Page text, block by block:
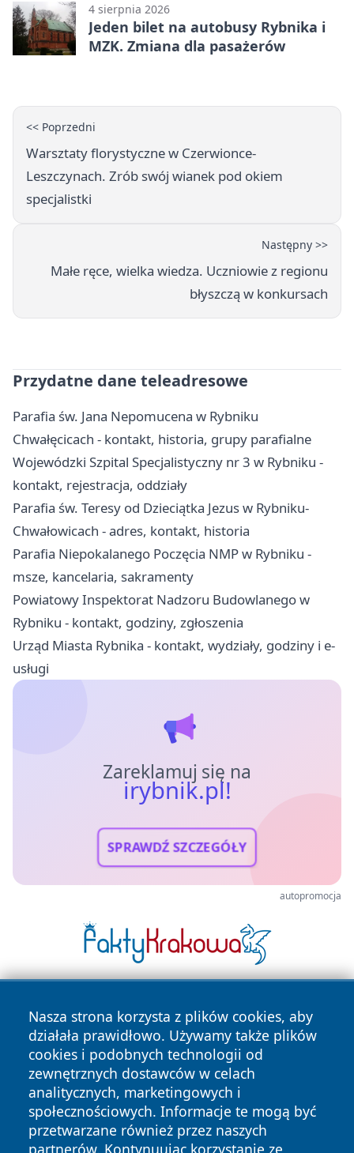
4 sierpnia 2026
Jeden bilet na autobusy Rybnika i
MZK. Zmiana dla pasażerów
<< Poprzedni
Warsztaty florystyczne w Czerwionce-
Leszczynach. Zrób swój wianek pod okiem
specjalistki
Następny >>
Małe ręce, wielka wiedza. Uczniowie z regionu
błyszczą w konkursach
Przydatne dane teleadresowe
Parafia św. Jana Nepomucena w Rybniku
Chwałęcicach - kontakt, historia, grupy parafialne
Wojewódzki Szpital Specjalistyczny nr 3 w Rybniku -
kontakt, rejestracja, oddziały
Parafia św. Teresy od Dzieciątka Jezus w Rybniku-
Chwałowicach - adres, kontakt, historia
Parafia Niepokalanego Poczęcia NMP w Rybniku -
msze, kancelaria, sakramenty
Powiatowy Inspektorat Nadzoru Budowlanego w
Rybniku - kontakt, godziny, zgłoszenia
Urząd Miasta Rybnika - kontakt, wydziały, godziny i e-
usługi
Zareklamuj się na
irybnik.pl!
SPRAWDŹ SZCZEGÓŁY
autopromocja
Nasza strona korzysta z plików cookies, aby
działała prawidłowo. Używamy także plików
cookies i podobnych technologii od
zewnętrznych dostawców w celach
analitycznych, marketingowych i
społecznościowych. Informacje te mogą być
przetwarzane również przez naszych
partnerów. Kontynuując korzystanie ze
Copyright © 2026 irybnik.pl Wszystkie prawa zastrzeżone.